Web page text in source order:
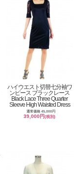
ハイウエスト切替七分袖ワ
ンピース ブラックレース
Black Lace Three Quarter
Sleeve High Waisted Dress
通常価格 45,000円
39,000円(税別)